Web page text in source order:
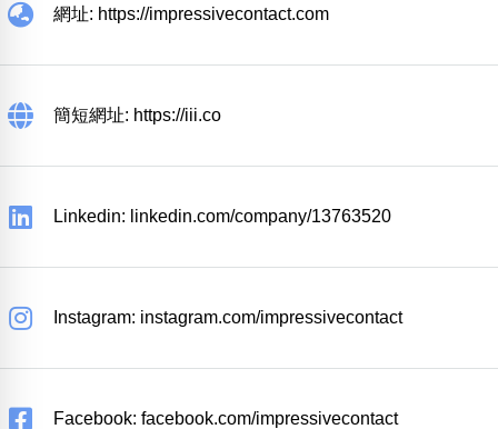
網址: https://impressivecontact.com
簡短網址: https://iii.co
Linkedin: linkedin.com/company/13763520
Instagram: instagram.com/impressivecontact
Facebook: facebook.com/impressivecontact